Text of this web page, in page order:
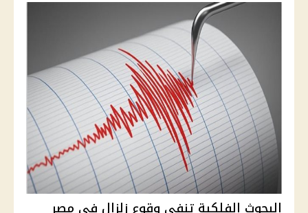
البحوث الفلكية تنفي وقوع زلزال في مصر